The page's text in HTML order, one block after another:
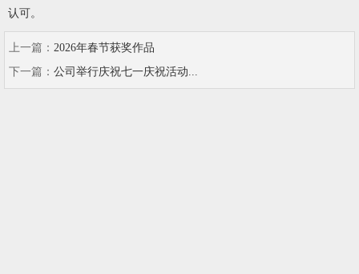
认可。
上一篇： 2026年春节获奖作品
下一篇： 公司举行庆祝七一庆祝活动...